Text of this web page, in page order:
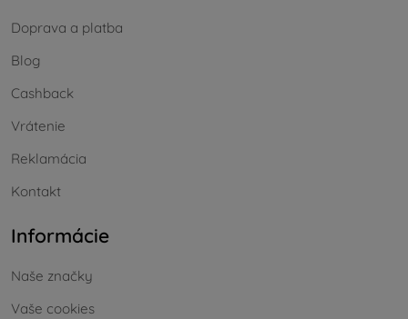
Doprava a platba
Blog
Cashback
Vrátenie
Reklamácia
Kontakt
Informácie
Naše značky
Vaše cookies